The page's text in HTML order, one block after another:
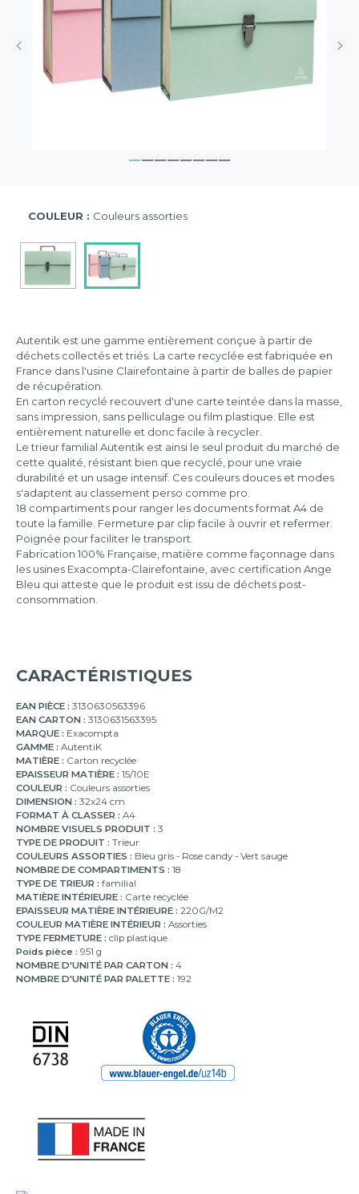
COULEUR : Couleurs assorties
Autentik est une gamme entièrement conçue à partir de
déchets collectés et triés. La carte recyclée est fabriquée en
France dans l'usine Clairefontaine à partir de balles de papier
de récupération.
En carton recyclé recouvert d'une carte teintée dans la masse,
sans impression, sans pelliculage ou film plastique. Elle est
entièrement naturelle et donc facile à recycler.
Le trieur familial Autentik est ainsi le seul produit du marché de
cette qualité, résistant bien que recyclé, pour une vraie
durabilité et un usage intensif. Ces couleurs douces et modes
s'adaptent au classement perso comme pro.
18 compartiments pour ranger les documents format A4 de
toute la famille. Fermeture par clip facile à ouvrir et refermer.
Poignée pour faciliter le transport.
Fabrication 100% Française, matière comme façonnage dans
les usines Exacompta-Clairefontaine, avec certification Ange
Bleu qui atteste que le produit est issu de déchets post-
consommation.
CARACTÉRISTIQUES
EAN PIÈCE : 3130630563396
EAN CARTON : 3130631563395
MARQUE : Exacompta
GAMME : AutentiK
MATIÈRE : Carton recyclée
EPAISSEUR MATIÈRE : 15/10E
COULEUR : Couleurs assorties
DIMENSION : 32x24 cm
FORMAT À CLASSER : A4
NOMBRE VISUELS PRODUIT : 3
TYPE DE PRODUIT : Trieur
COULEURS ASSORTIES : Bleu gris - Rose candy - Vert sauge
NOMBRE DE COMPARTIMENTS : 18
TYPE DE TRIEUR : familial
MATIÈRE INTÉRIEURE : Carte recyclée
EPAISSEUR MATIÈRE INTÉRIEURE : 220G/M2
COULEUR MATIÈRE INTÉRIEUR : Assorties
TYPE FERMETURE : clip plastique
Poids pièce : 951 g
NOMBRE D'UNITÉ PAR CARTON : 4
NOMBRE D'UNITÉ PAR PALETTE : 192